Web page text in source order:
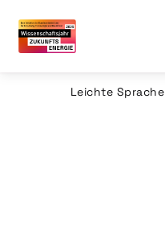
Leichte Sprache